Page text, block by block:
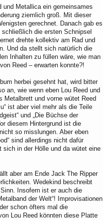
und Metallica ein gemeinsames
ziemlich groß. Mit dieser
gerechnet. Danach gab es
die ersten Schnipsel
drehte kollektiv am Rad und
Und da stellt sich natürlich die
Inhalten zu füllen wäre, wie man
Reed – erwarten konnte?!
herbei gesehnt hat, wird bitter
an, wie wenn eben Lou Reed und
Metalbrett und vorne wütet Reed
ist aber viel mehr als die Teile
und „Die Büchse der
diesem Hintergrund ist die
so misslungen. Aber eben
sind allerdings nicht dafür
in der Hölle und da wütet eine
aber am Ende Jack The Ripper
Wedekind beschreibt
Insofern ist er auch die
der Welt“! Improvisationen
schon öfters mal die
Lou Reed könnten diese Platte